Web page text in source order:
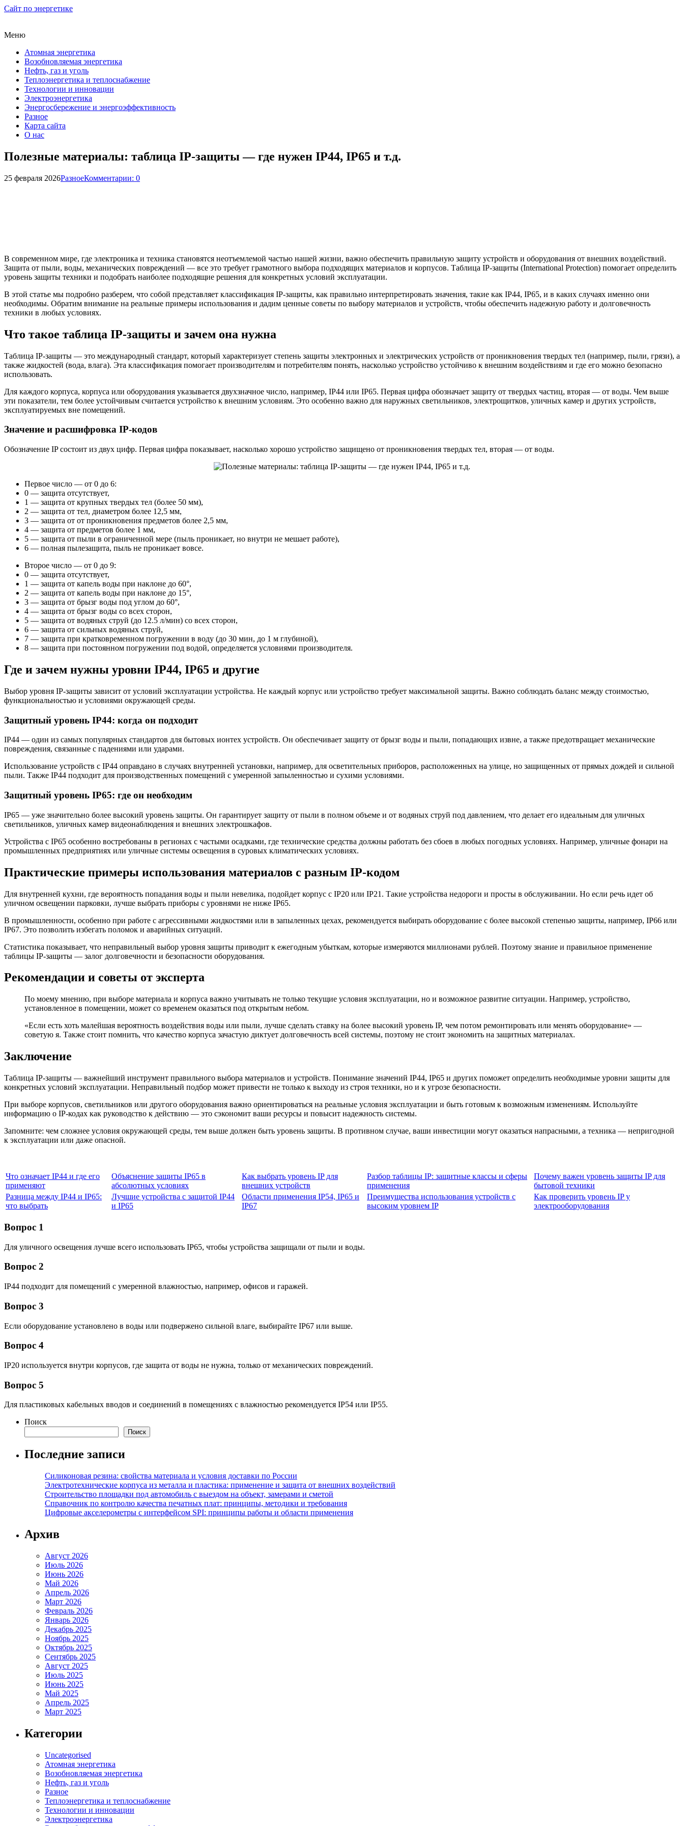
Сайт по энергетике
Меню
Атомная энергетика
Возобновляемая энергетика
Нефть, газ и уголь
Теплоэнергетика и теплоснабжение
Технологии и инновации
Электроэнергетика
Энергосбережение и энергоэффективность
Разное
Карта сайта
О нас
Полезные материалы: таблица IP-защиты — где нужен IP44, IP65 и т.д.
25 февраля 2026РазноеКомментарии: 0
В современном мире, где электроника и техника становятся неотъемлемой частью нашей жизни, важно обеспечить правильную защиту устройств и оборудования от внешних воздействий.
Защита от пыли, воды, механических повреждений — все это требует грамотного выбора подходящих материалов и корпусов. Таблица IP-защиты (International Protection) помогает определить
уровень защиты техники и подобрать наиболее подходящие решения для конкретных условий эксплуатации.
В этой статье мы подробно разберем, что собой представляет классификация IP-защиты, как правильно интерпретировать значения, такие как IP44, IP65, и в каких случаях именно они
необходимы. Обратим внимание на реальные примеры использования и дадим ценные советы по выбору материалов и устройств, чтобы обеспечить надежную работу и долговечность
техники в любых условиях.
Что такое таблица IP-защиты и зачем она нужна
Таблица IP-защиты — это международный стандарт, который характеризует степень защиты электронных и электрических устройств от проникновения твердых тел (например, пыли, грязи), а
также жидкостей (вода, влага). Эта классификация помогает производителям и потребителям понять, насколько устройство устойчиво к внешним воздействиям и где его можно безопасно
использовать.
Для каждого корпуса, корпуса или оборудования указывается двухзначное число, например, IP44 или IP65. Первая цифра обозначает защиту от твердых частиц, вторая — от воды. Чем выше
эти показатели, тем более устойчивым считается устройство к внешним условиям. Это особенно важно для наружных светильников, электрощитков, уличных камер и других устройств,
эксплуатируемых вне помещений.
Значение и расшифровка IP-кодов
Обозначение IP состоит из двух цифр. Первая цифра показывает, насколько хорошо устройство защищено от проникновения твердых тел, вторая — от воды.
Первое число — от 0 до 6:
0 — защита отсутствует,
1 — защита от крупных твердых тел (более 50 мм),
2 — защита от тел, диаметром более 12,5 мм,
3 — защита от от проникновения предметов более 2,5 мм,
4 — защита от предметов более 1 мм,
5 — защита от пыли в ограниченной мере (пыль проникает, но внутри не мешает работе),
6 — полная пылезащита, пыль не проникает вовсе.
Второе число — от 0 до 9:
0 — защита отсутствует,
1 — защита от капель воды при наклоне до 60°,
2 — защита от капель воды при наклоне до 15°,
3 — защита от брызг воды под углом до 60°,
4 — защита от брызг воды со всех сторон,
5 — защита от водяных струй (до 12.5 л/мин) со всех сторон,
6 — защита от сильных водяных струй,
7 — защита при кратковременном погружении в воду (до 30 мин, до 1 м глубиной),
8 — защита при постоянном погружении под водой, определяется условиями производителя.
Где и зачем нужны уровни IP44, IP65 и другие
Выбор уровня IP-защиты зависит от условий эксплуатации устройства. Не каждый корпус или устройство требует максимальной защиты. Важно соблюдать баланс между стоимостью,
функциональностью и условиями окружающей среды.
Защитный уровень IP44: когда он подходит
IP44 — один из самых популярных стандартов для бытовых ионтех устройств. Он обеспечивает защиту от брызг воды и пыли, попадающих извне, а также предотвращает механические
повреждения, связанные с падениями или ударами.
Использование устройств с IP44 оправдано в случаях внутренней установки, например, для осветительных приборов, расположенных на улице, но защищенных от прямых дождей и сильной
пыли. Также IP44 подходит для производственных помещений с умеренной запыленностью и сухими условиями.
Защитный уровень IP65: где он необходим
IP65 — уже значительно более высокий уровень защиты. Он гарантирует защиту от пыли в полном объеме и от водяных струй под давлением, что делает его идеальным для уличных
светильников, уличных камер видеонаблюдения и внешних электрошкафов.
Устройства с IP65 особенно востребованы в регионах с частыми осадками, где технические средства должны работать без сбоев в любых погодных условиях. Например, уличные фонари на
промышленных предприятиях или уличные системы освещения в суровых климатических условиях.
Практические примеры использования материалов с разным IP-кодом
Для внутренней кухни, где вероятность попадания воды и пыли невелика, подойдет корпус с IP20 или IP21. Такие устройства недороги и просты в обслуживании. Но если речь идет об
уличном освещении парковки, лучше выбрать приборы с уровнями не ниже IP65.
В промышленности, особенно при работе с агрессивными жидкостями или в запыленных цехах, рекомендуется выбирать оборудование с более высокой степенью защиты, например, IP66 или
IP67. Это позволить избегать поломок и аварийных ситуаций.
Статистика показывает, что неправильный выбор уровня защиты приводит к ежегодным убыткам, которые измеряются миллионами рублей. Поэтому знание и правильное применение
таблицы IP-защиты — залог долговечности и безопасности оборудования.
Рекомендации и советы от эксперта
По моему мнению, при выборе материала и корпуса важно учитывать не только текущие условия эксплуатации, но и возможное развитие ситуации. Например, устройство,
установленное в помещении, может со временем оказаться под открытым небом.
«Если есть хоть малейшая вероятность воздействия воды или пыли, лучше сделать ставку на более высокий уровень IP, чем потом ремонтировать или менять оборудование» —
советую я. Также стоит помнить, что качество корпуса зачастую диктует долговечность всей системы, поэтому не стоит экономить на защитных материалах.
Заключение
Таблица IP-защиты — важнейший инструмент правильного выбора материалов и устройств. Понимание значений IP44, IP65 и других поможет определить необходимые уровни защиты для
конкретных условий эксплуатации. Неправильный подбор может привести не только к выходу из строя техники, но и к угрозе безопасности.
При выборе корпусов, светильников или другого оборудования важно ориентироваться на реальные условия эксплуатации и быть готовым к возможным изменениям. Используйте
информацию о IP-кодах как руководство к действию — это сэкономит ваши ресурсы и повысит надежность системы.
Запомните: чем сложнее условия окружающей среды, тем выше должен быть уровень защиты. В противном случае, ваши инвестиции могут оказаться напрасными, а техника — непригодной
к эксплуатации или даже опасной.
Что означает IP44 и где его
применяют
Объяснение защиты IP65 в
абсолютных условиях
Как выбрать уровень IP для
внешних устройств
Разбор таблицы IP: защитные классы и сферы
применения
Почему важен уровень защиты IP для
бытовой техники
Разница между IP44 и IP65:
что выбрать
Лучшие устройства с защитой IP44
и IP65
Области применения IP54, IP65 и
IP67
Преимущества использования устройств с
высоким уровнем IP
Как проверить уровень IP у
электрооборудования
Вопрос 1
Для уличного освещения лучше всего использовать IP65, чтобы устройства защищали от пыли и воды.
Вопрос 2
IP44 подходит для помещений с умеренной влажностью, например, офисов и гаражей.
Вопрос 3
Если оборудование установлено в воды или подвержено сильной влаге, выбирайте IP67 или выше.
Вопрос 4
IP20 используется внутри корпусов, где защита от воды не нужна, только от механических повреждений.
Вопрос 5
Для пластиковых кабельных вводов и соединений в помещениях с влажностью рекомендуется IP54 или IP55.
Поиск
Поиск
Последние записи
Силиконовая резина: свойства материала и условия доставки по России
Электротехнические корпуса из металла и пластика: применение и защита от внешних воздействий
Строительство площадки под автомобиль с выездом на объект, замерами и сметой
Справочник по контролю качества печатных плат: принципы, методики и требования
Цифровые акселерометры с интерфейсом SPI: принципы работы и области применения
Архив
Август 2026
Июль 2026
Июнь 2026
Май 2026
Апрель 2026
Март 2026
Февраль 2026
Январь 2026
Декабрь 2025
Ноябрь 2025
Октябрь 2025
Сентябрь 2025
Август 2025
Июль 2025
Июнь 2025
Май 2025
Апрель 2025
Март 2025
Категории
Uncategorised
Атомная энергетика
Возобновляемая энергетика
Нефть, газ и уголь
Разное
Теплоэнергетика и теплоснабжение
Технологии и инновации
Электроэнергетика